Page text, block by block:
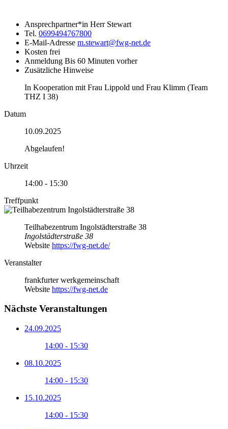
Ansprechpartner*in Herr Stewart
Tel. 0699494767800
E-Mail-Adresse m.stewart@fwg-net.de
Kosten frei
Anmeldung Bis 60 Minuten vorher
Zusätzliche Hinweise
In Kooperation mit Frau Lippold und Frau Klimm (Team
THZ I 38)
Datum
10.09.2025
Abgelaufen!
Uhrzeit
14:00 - 15:30
Treffpunkt
Teilhabezentrum Ingolstädterstraße 38
Ingolstädterstraße 38
Website https://fwg-net.de/
Veranstalter
frankfurter werkgemeinschaft
Website https://fwg-net.de
Nächste Veranstaltungen
24.09.2025
14:00 - 15:30
08.10.2025
14:00 - 15:30
15.10.2025
14:00 - 15:30